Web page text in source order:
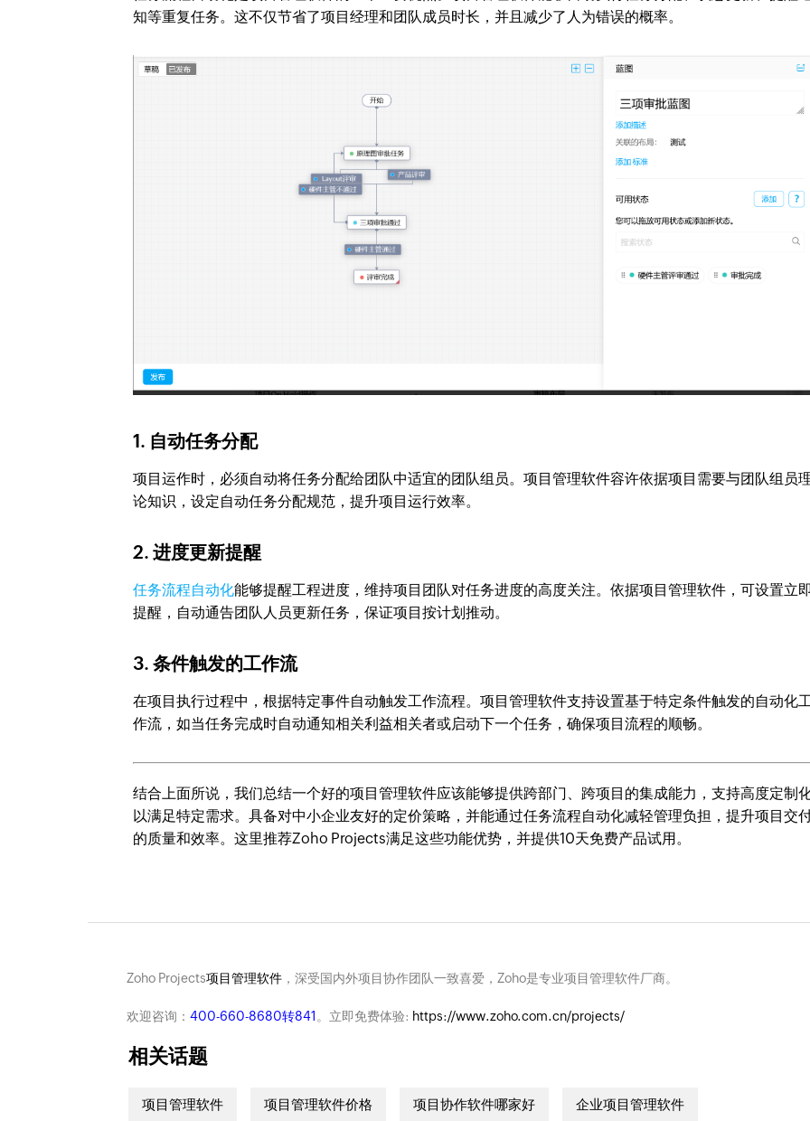
知等重复任务。这不仅节省了项目经理和团队成员时长，并且减少了人为错误的概率。
1. 自动任务分配
项目运作时，必须自动将任务分配给团队中适宜的团队组员。项目管理软件容许依据项目需要与团队组员
论知识，设定自动任务分配规范，提升项目运行效率。
2. 进度更新提醒
任务流程自动化能够提醒工程进度，维持项目团队对任务进度的高度关注。依据项目管理软件，可设置立
提醒，自动通告团队人员更新任务，保证项目按计划推动。
3. 条件触发的工作流
在项目执行过程中，根据特定事件自动触发工作流程。项目管理软件支持设置基于特定条件触发的自动化
作流，如当任务完成时自动通知相关利益相关者或启动下一个任务，确保项目流程的顺畅。
结合上面所说，我们总结一个好的项目管理软件应该能够提供跨部门、跨项目的集成能力，支持高度定制
以满足特定需求。具备对中小企业友好的定价策略，并能通过任务流程自动化减轻管理负担，提升项目交
的质量和效率。这里推荐Zoho Projects满足这些功能优势，并提供10天免费产品试用。
Zoho Projects项目管理软件，深受国内外项目协作团队一致喜爱，Zoho是专业项目管理软件厂商。
欢迎咨询： 400-660-8680转841 。立即免费体验: https://www.zoho.com.cn/projects/
相关话题
项目管理软件 项目管理软件价格 项目协作软件哪家好 企业项目管理软件